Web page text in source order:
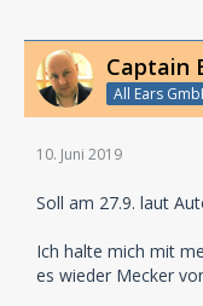
Captain
All Ears
10. Juni 2019
Soll am 27.9. laut
Ich halte mich mit
es wieder Mecker